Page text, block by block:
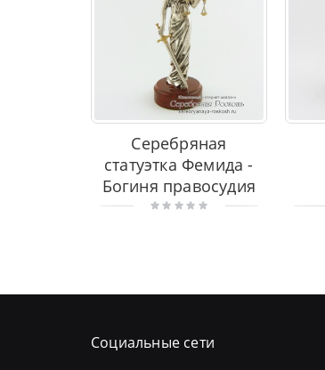
Серебряная
статуэтка Фемида -
Богиня правосудия
Социальные сети